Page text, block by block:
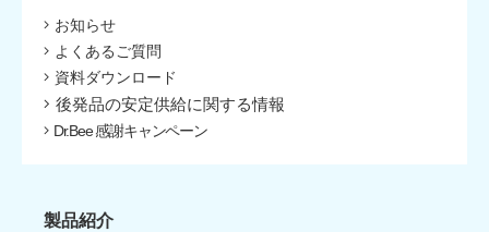
お知らせ
よくあるご質問
資料ダウンロード
後発品の安定供給に関する情報
Dr.Bee 感謝キャンペーン
製品紹介